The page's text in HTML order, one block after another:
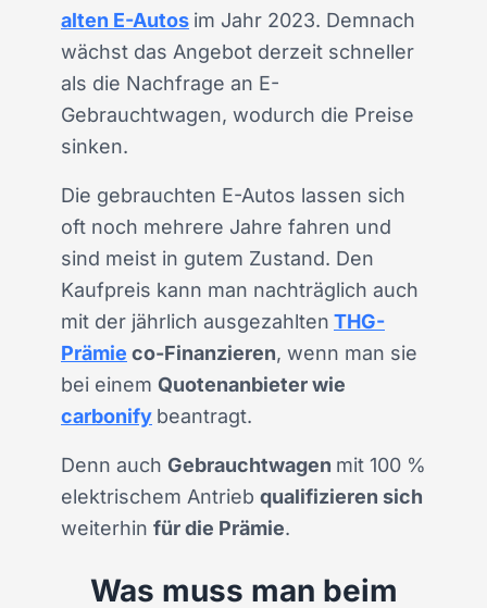
alten E-Autos im Jahr 2023. Demnach
wächst das Angebot derzeit schneller
als die Nachfrage an E-
Gebrauchtwagen, wodurch die Preise
sinken.
Die gebrauchten E-Autos lassen sich
oft noch mehrere Jahre fahren und
sind meist in gutem Zustand. Den
Kaufpreis kann man nachträglich auch
mit der jährlich ausgezahlten THG-
Prämie co-Finanzieren, wenn man sie
bei einem Quotenanbieter wie
carbonify beantragt.
Denn auch Gebrauchtwagen mit 100 %
elektrischem Antrieb qualifizieren sich
weiterhin für die Prämie.
Was muss man beim